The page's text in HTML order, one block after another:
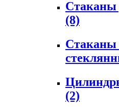
Стаканы
(8)
Стаканы
(2)